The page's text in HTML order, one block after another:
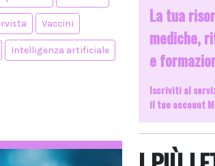
Vaccini
Intelligenza artificiale
La tua
mediche,
e
Iscriviti al
il tuo account